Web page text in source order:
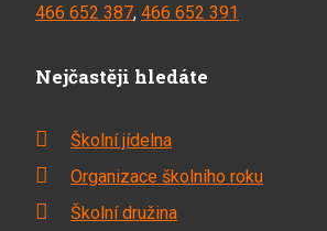
466 652 387, 466 652 391
Nejčastěji hledáte
Školní jídelna
Organizace školního roku
Školní družina